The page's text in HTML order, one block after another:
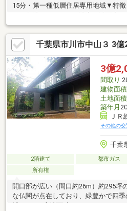
15分・第一種低層住居専用地域▼特徴
約配置、家事動線に配慮・小屋裏収
保・納戸2か所は窓付、多用途に活用
コニー有・即お引渡し可能(残金精算
宮小学校 徒歩5分(約350m)・まいば
歩9分(約700m)■ ご希望の住まい探し
━━━━━・・・物件の詳細・ご相談
ださい。
千葉県市川市中山３ 3億
3億
間取り
建物面積
土地面積
築年月
ＪＲ
その他の交
千葉
2階建て 都市ガス
所有権
開口部が広い（間口約26m）約295坪
な仏閣が点在しており、緑豊かで四